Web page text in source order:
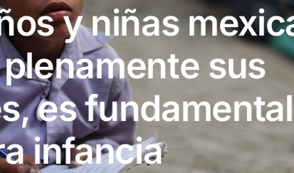
y niñas
sus
es
infancia